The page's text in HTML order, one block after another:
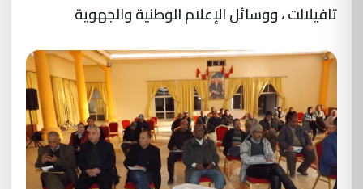
تافيلالت ، ووسائل الإعلام الوطنية والجهوية